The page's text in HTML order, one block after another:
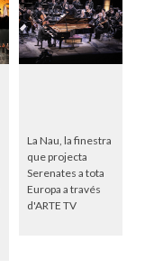
La Nau, la finestra
que projecta
Serenates a tota
Europa a través
d'ARTE TV